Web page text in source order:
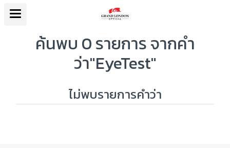
ค้นพบ 0 รายการ จากคำ
ว่า"EyeTest"
ไม่พบรายการคำว่า